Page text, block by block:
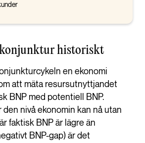
historiskt
en ekonomi
att mäta resursutnyttjandet
BNP med potentiell BNP.
den nivå ekonomin kan nå utan
faktisk BNP är lägre än
BNP-gap) är det